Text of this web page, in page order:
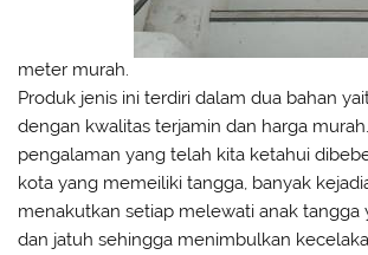
meter murah.
Produk jenis ini terdiri dalam dua bahan
dengan kwalitas terjamin dan harga
pengalaman yang telah kita ketahui
kota yang memeiliki tangga, banyak
menakutkan setiap melewati anak tangga
dan jatuh sehingga menimbulkan